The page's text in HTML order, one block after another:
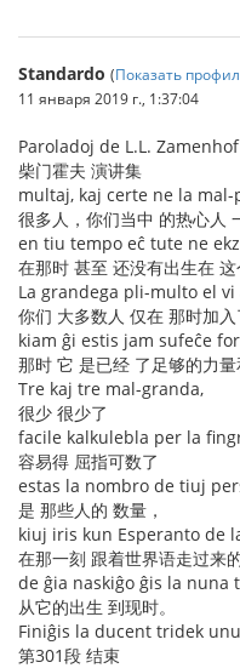
Standardo (Показать
11 января 2019 г., 1:37:04
Paroladoj de L.L. Zamenhof
柴门霍夫 演讲集
multaj, kaj certe ne la
很多人，你们当中 的热心人
en tiu tempo eĉ tute ne
在那时 甚至 还没有出生在 这
La grandega pli-multo el
你们 大多数人 仅在 那时加入
kiam ĝi estis jam sufeĉe
那时 它 是已经 了足够的力量
Tre kaj tre mal-granda,
很少 很少了
facile kalkulebla per la
容易得 屈指可数了
estas la nombro de tiuj
是 那些人的 数量，
kiuj iris kun Esperanto de
在那一刻 跟着世界语走过来
de ĝia naskiĝo ĝis la nuna
从它的出生 到现时。
Finiĝis la ducent tridek
第301段 结束